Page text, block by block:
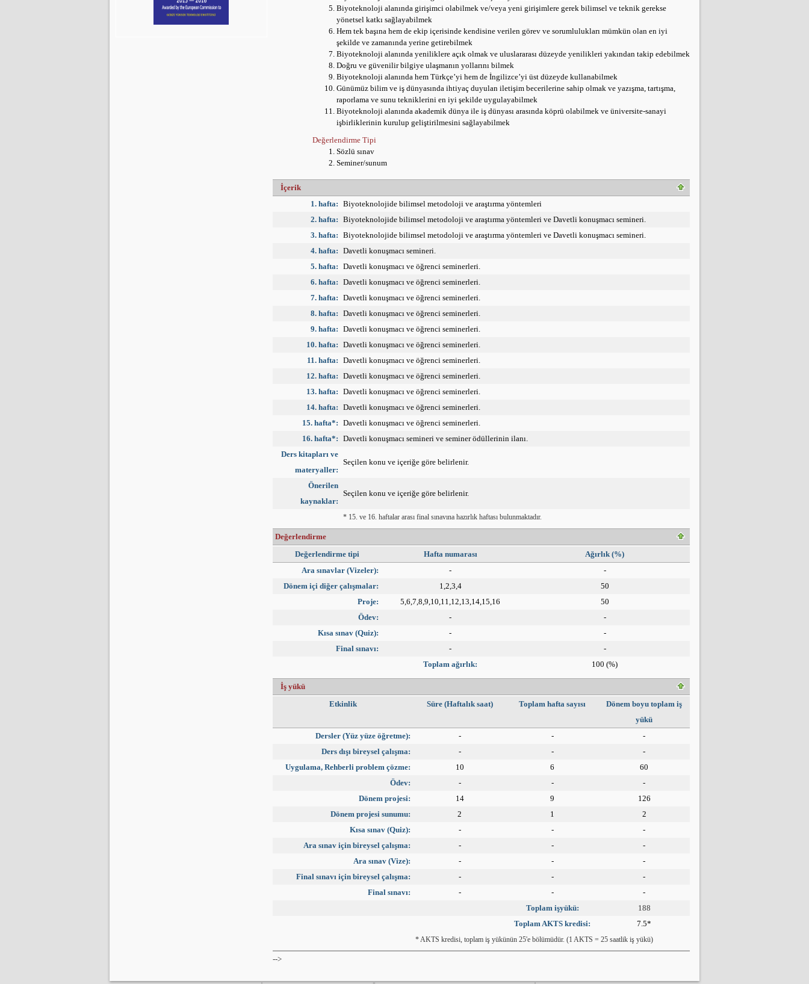
Biyoteknoloji alanında girişimci olabilmek ve/veya yeni girişimlere gerek bilimsel ve teknik gerekse
yönetsel katkı sağlayabilmek
Hem tek başına hem de ekip içerisinde kendisine verilen görev ve sorumlulukları mümkün olan en iyi
şekilde ve zamanında yerine getirebilmek
Biyoteknoloji alanında yeniliklere açık olmak ve uluslararası düzeyde yenilikleri yakından takip edebilmek
Doğru ve güvenilir bilgiye ulaşmanın yollarını bilmek
Biyoteknoloji alanında hem Türkçe’yi hem de İngilizce’yi üst düzeyde kullanabilmek
Günümüz bilim ve iş dünyasında ihtiyaç duyulan iletişim becerilerine sahip olmak ve yazışma, tartışma,
raporlama ve sunu tekniklerini en iyi şekilde uygulayabilmek
Biyoteknoloji alanında akademik dünya ile iş dünyası arasında köprü olabilmek ve üniversite-sanayi
işbirliklerinin kurulup geliştirilmesini sağlayabilmek
Değerlendirme Tipi
Sözlü sınav
Seminer/sunum
İçerik
1. hafta: Biyoteknolojide bilimsel metodoloji ve araştırma yöntemleri
2. hafta: Biyoteknolojide bilimsel metodoloji ve araştırma yöntemleri ve Davetli konuşmacı semineri.
3. hafta: Biyoteknolojide bilimsel metodoloji ve araştırma yöntemleri ve Davetli konuşmacı semineri.
4. hafta: Davetli konuşmacı semineri.
5. hafta: Davetli konuşmacı ve öğrenci seminerleri.
6. hafta: Davetli konuşmacı ve öğrenci seminerleri.
7. hafta: Davetli konuşmacı ve öğrenci seminerleri.
8. hafta: Davetli konuşmacı ve öğrenci seminerleri.
9. hafta: Davetli konuşmacı ve öğrenci seminerleri.
10. hafta: Davetli konuşmacı ve öğrenci seminerleri.
11. hafta: Davetli konuşmacı ve öğrenci seminerleri.
12. hafta: Davetli konuşmacı ve öğrenci seminerleri.
13. hafta: Davetli konuşmacı ve öğrenci seminerleri.
14. hafta: Davetli konuşmacı ve öğrenci seminerleri.
15. hafta*: Davetli konuşmacı ve öğrenci seminerleri.
16. hafta*: Davetli konuşmacı semineri ve seminer ödüllerinin ilanı.
Ders kitapları ve
materyaller:
Seçilen konu ve içeriğe göre belirlenir.
Önerilen
kaynaklar:
Seçilen konu ve içeriğe göre belirlenir.
* 15. ve 16. haftalar arası final sınavına hazırlık haftası bulunmaktadır.
Değerlendirme
Değerlendirme tipi
Hafta numarası
Ağırlık (%)
Ara sınavlar (Vizeler):
-
-
Dönem içi diğer çalışmalar:
1,2,3,4
50
Proje:
5,6,7,8,9,10,11,12,13,14,15,16
50
Ödev:
-
-
Kısa sınav (Quiz):
-
-
Final sınavı:
-
-
Toplam ağırlık:
100 (%)
İş yükü
Etkinlik
Süre (Haftalık saat) Toplam hafta sayısı
Dönem boyu toplam iş
yükü
Dersler (Yüz yüze öğretme):
- -
-
Ders dışı bireysel çalışma:
- -
-
Uygulama, Rehberli problem çözme:
10 6
60
Ödev:
- -
-
Dönem projesi:
14 9
126
Dönem projesi sunumu:
2 1
2
Kısa sınav (Quiz):
- -
-
Ara sınav için bireysel çalışma:
- -
-
Ara sınav (Vize):
- -
-
Final sınavı için bireysel çalışma:
- -
-
Final sınavı:
- -
-
Toplam işyükü:
188
Toplam AKTS kredisi:
7.5*
* AKTS kredisi, toplam iş yükünün 25'e bölümüdür. (1 AKTS = 25 saatlik iş yükü)
-->